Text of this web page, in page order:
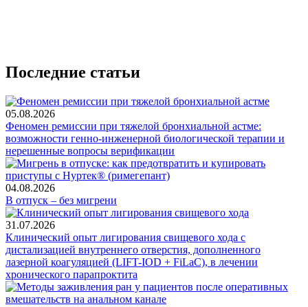
Последние статьи
05.08.2026
Феномен ремиссии при тяжелой бронхиальной астме:
возможности генно-инженерной биологической терапии и
нерешенные вопросы верификации
04.08.2026
В отпуск – без мигрени
31.07.2026
Клинический опыт лигирования свищевого хода с
дистализацией внутреннего отверстия, дополненного
лазерной коагуляцией (LIFT-IOD + FiLaC), в лечении
хронического парапроктита